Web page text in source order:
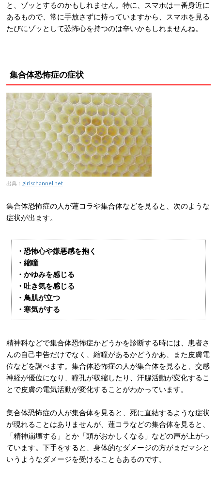
と、ゾッとするのかもしれません。特に、スマホは一番身近に
あるもので、常に手放さずに持っていますから、スマホを見る
たびにゾッとして恐怖心を持つのは辛いかもしれませんね。
集合体恐怖症の症状
出典： girlschannel.net
集合体恐怖症の人が蓮コラや集合体などを見ると、次のような
症状が出ます。
・恐怖心や嫌悪感を抱く
・縮瞳
・かゆみを感じる
・吐き気を感じる
・鳥肌が立つ
・寒気がする
精神科などで集合体恐怖症かどうかを診断する時には、患者さ
んの自己申告だけでなく、縮瞳があるかどうかあ、また皮膚電
位などを調べます。集合体恐怖症の人が集合体を見ると、交感
神経が優位になり、瞳孔が収縮したり、汗腺活動が変化するこ
とで皮膚の電気活動が変化することがわかっています。
集合体恐怖症の人が集合体を見ると、死に直結するような症状
が現れることはありませんが、蓮コラなどの集合体を見ると、
「精神崩壊する」とか「頭がおかしくなる」などの声が上がっ
ています。下手をすると、身体的なダメージの方がまだマシと
いうようなダメージを受けることもあるのです。